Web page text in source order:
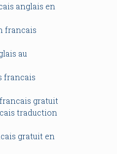
anglais en
francais
au
francais
gratuit
traduction
gratuit en